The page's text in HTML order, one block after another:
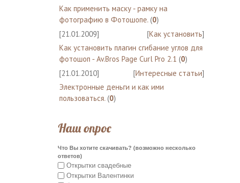
Как применить маску - рамку на
фотографию в Фотошопе. (0)
[21.01.2009]
[Как установить]
Как установить плагин сгибание углов для
фотошоп - Av.Bros Page Curl Pro 2.1 (0)
[21.01.2010]
[Интересные статьи]
Электронные деньги и как ими
пользоваться. (0)
Наш опрос
Что Вы хотите скачивать? (возможно несколько
ответов)
Открытки свадебные
Открытки Валентинки